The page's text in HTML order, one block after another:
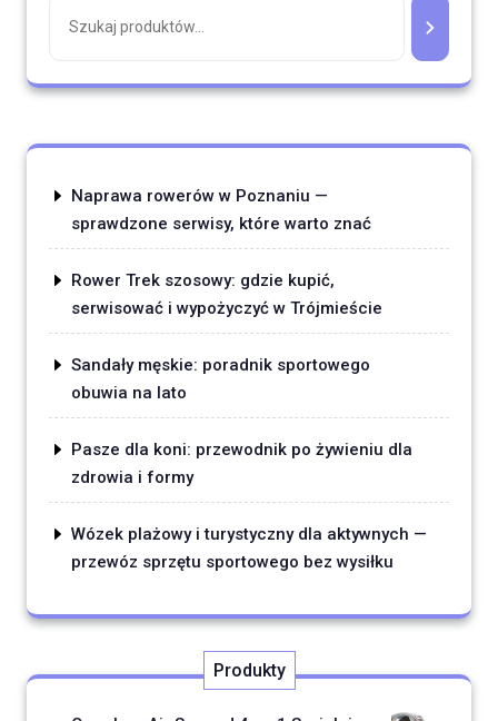
Naprawa rowerów w Poznaniu —
sprawdzone serwisy, które warto znać
Rower Trek szosowy: gdzie kupić,
serwisować i wypożyczyć w Trójmieście
Sandały męskie: poradnik sportowego
obuwia na lato
Pasze dla koni: przewodnik po żywieniu dla
zdrowia i formy
Wózek plażowy i turystyczny dla aktywnych —
przewóz sprzętu sportowego bez wysiłku
Produkty